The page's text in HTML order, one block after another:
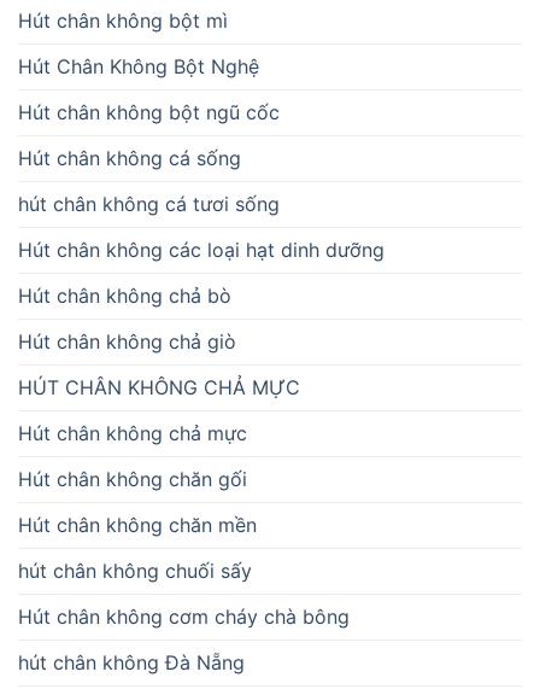
Hút chân không bột mì
Hút Chân Không Bột Nghệ
Hút chân không bột ngũ cốc
Hút chân không cá sống
hút chân không cá tươi sống
Hút chân không các loại hạt dinh dưỡng
Hút chân không chả bò
Hút chân không chả giò
HÚT CHÂN KHÔNG CHẢ MỰC
Hút chân không chả mực
Hút chân không chăn gối
Hút chân không chăn mền
hút chân không chuối sấy
Hút chân không cơm cháy chà bông
hút chân không Đà Nẵng